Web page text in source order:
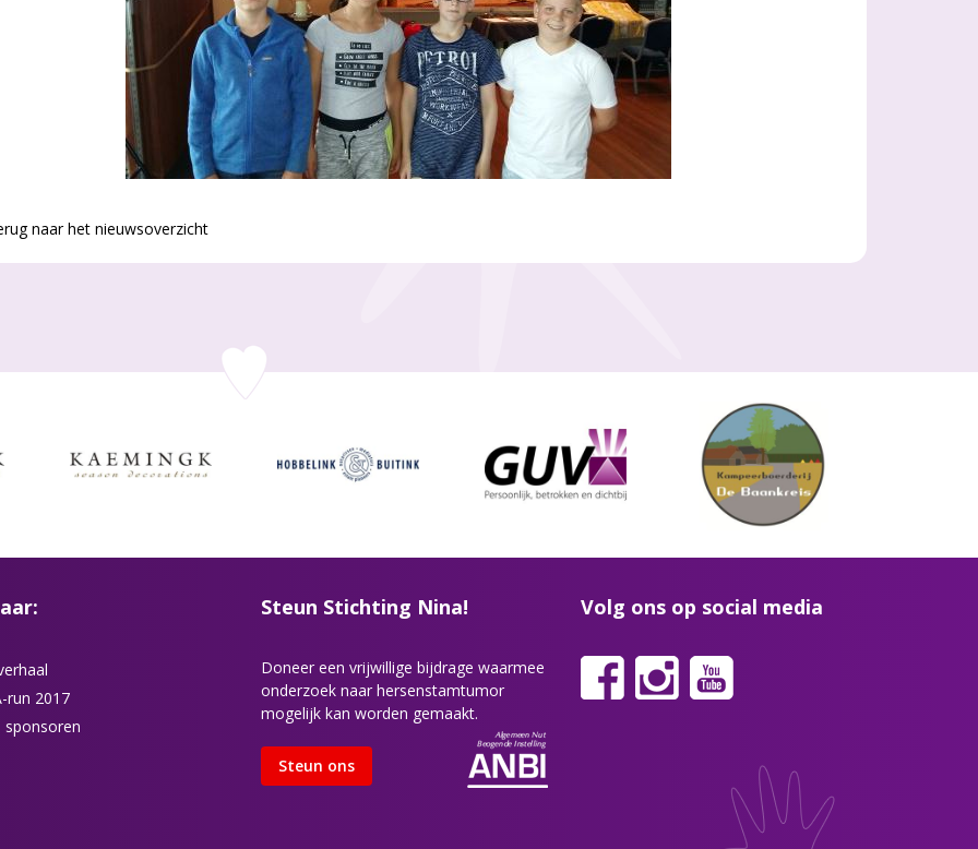
naar het nieuwsoverzicht
run 2017
sponsoren
Steun Stichting Nina!
Doneer een vrijwillige bijdrage waarmee
onderzoek naar hersenstamtumor
mogelijk kan worden gemaakt.
Steun ons
Volg ons op social media